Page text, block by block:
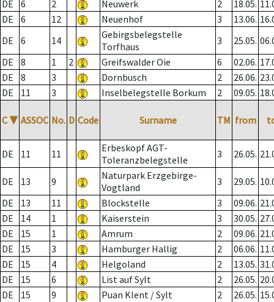
DE
6 2 Neuwerk 2 18.05.
DE
6 12 Neuenhof 3 13.06.
DE
6 14
Gebirgsbelegstelle
Torfhaus
3 25.05.
DE
8 1 2 Greifswalder Oie 6 02.06.
DE
8 3 Dornbusch 2 26.06.
DE
11 3 Inselbelegstelle Borkum 2 09.05.
C ▼ ASSOC No. D Code Surname TM from
DE 11 11
Erbeskopf AGT-
Toleranzbelegstelle
3 26.05.
DE 13 9
Naturpark Erzgebirge-
Vogtland
3 29.05.
DE
13 11 Blockstelle 3 09.06.
DE
14 1 Kaiserstein 3 30.05.
DE
15 1 Amrum 2 09.06.
DE
15 3 Hamburger Hallig 2 06.06.
DE
15 4 Helgoland 2 13.05.
DE
15 6 List auf Sylt 2 26.05.
DE
15 9 Puan Klent / Sylt 2 26.05.